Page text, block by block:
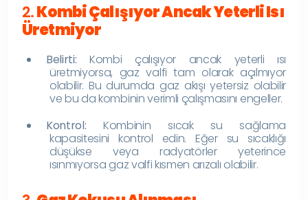
2.Kombi Çalışıyor Ancak Yeterli Isı
Üretmiyor
Belirti: Kombi çalışıyor ancak yeterli ısı
üretmiyorsa, gaz valfi tam olarak açılmıyor
olabilir. Bu durumda gaz akışı yetersiz olabilir
ve bu da kombinin verimli çalışmasını engeller.
Kontrol: Kombinin sıcak su sağlama
kapasitesini kontrol edin. Eğer su sıcaklığı
düşükse veya radyatörler yeterince
ısınmıyorsa gaz valfi kısmen arızalı olabilir.